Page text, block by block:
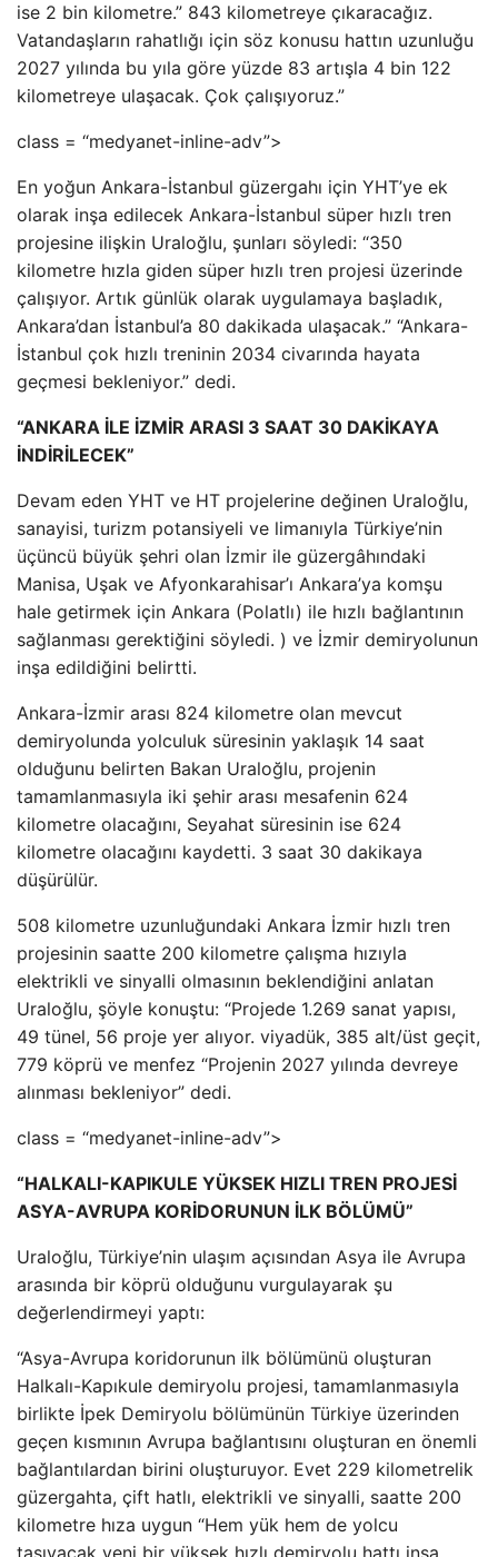
ise 2 bin kilometre.” 843 kilometreye çıkaracağız.
Vatandaşların rahatlığı için söz konusu hattın uzunluğu
2027 yılında bu yıla göre yüzde 83 artışla 4 bin 122
kilometreye ulaşacak. Çok çalışıyoruz.”
class = “medyanet-inline-adv”>
En yoğun Ankara-İstanbul güzergahı için YHT’ye ek
olarak inşa edilecek Ankara-İstanbul süper hızlı tren
projesine ilişkin Uraloğlu, şunları söyledi: “350
kilometre hızla giden süper hızlı tren projesi üzerinde
çalışıyor. Artık günlük olarak uygulamaya başladık,
Ankara’dan İstanbul’a 80 dakikada ulaşacak.” “Ankara-
İstanbul çok hızlı treninin 2034 civarında hayata
geçmesi bekleniyor.” dedi.
“ANKARA İLE İZMİR ARASI 3 SAAT 30 DAKİKAYA
İNDİRİLECEK”
Devam eden YHT ve HT projelerine değinen Uraloğlu,
sanayisi, turizm potansiyeli ve limanıyla Türkiye’nin
üçüncü büyük şehri olan İzmir ile güzergâhındaki
Manisa, Uşak ve Afyonkarahisar’ı Ankara’ya komşu
hale getirmek için Ankara (Polatlı) ile hızlı bağlantının
sağlanması gerektiğini söyledi. ) ve İzmir demiryolunun
inşa edildiğini belirtti.
Ankara-İzmir arası 824 kilometre olan mevcut
demiryolunda yolculuk süresinin yaklaşık 14 saat
olduğunu belirten Bakan Uraloğlu, projenin
tamamlanmasıyla iki şehir arası mesafenin 624
kilometre olacağını, Seyahat süresinin ise 624
kilometre olacağını kaydetti. 3 saat 30 dakikaya
düşürülür.
508 kilometre uzunluğundaki Ankara İzmir hızlı tren
projesinin saatte 200 kilometre çalışma hızıyla
elektrikli ve sinyalli olmasının beklendiğini anlatan
Uraloğlu, şöyle konuştu: “Projede 1.269 sanat yapısı,
49 tünel, 56 proje yer alıyor. viyadük, 385 alt/üst geçit,
779 köprü ve menfez “Projenin 2027 yılında devreye
alınması bekleniyor” dedi.
class = “medyanet-inline-adv”>
“HALKALI-KAPIKULE YÜKSEK HIZLI TREN PROJESİ
ASYA-AVRUPA KORİDORUNUN İLK BÖLÜMÜ”
Uraloğlu, Türkiye’nin ulaşım açısından Asya ile Avrupa
arasında bir köprü olduğunu vurgulayarak şu
değerlendirmeyi yaptı:
“Asya-Avrupa koridorunun ilk bölümünü oluşturan
Halkalı-Kapıkule demiryolu projesi, tamamlanmasıyla
birlikte İpek Demiryolu bölümünün Türkiye üzerinden
geçen kısmının Avrupa bağlantısını oluşturan en önemli
bağlantılardan birini oluşturuyor. Evet 229 kilometrelik
güzergahta, çift hatlı, elektrikli ve sinyalli, saatte 200
kilometre hıza uygun “Hem yük hem de yolcu
taşıyacak yeni bir yüksek hızlı demiryolu hattı inşa